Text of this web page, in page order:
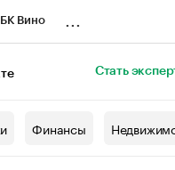
Вино
Стать
Финансы